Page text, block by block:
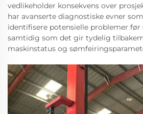
vedlikeholder konsekvens over
har avanserte diagnostiske evner
identifisere potensielle problemer før
samtidig som det gir tydelig
maskinstatus og